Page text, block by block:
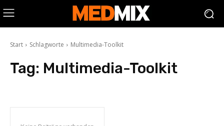
Start Schlagworte Multimedia-Toolkit
Tag: Multimedia-Toolkit